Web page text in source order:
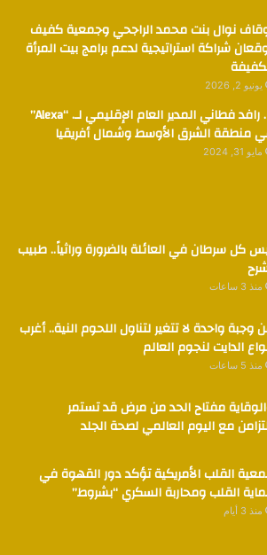
نوال بنت محمد الراجحي وجمعية كفيف
شراكة استراتيجية لدعم برامج بيت المرأة
يونيو 2, 2026
د. رافد فطاني المدير العام الإقليمي لـ. “Alexa”
منطقة الشرق الأوسط وشمال أفريقيا
مايو 31, 2024
كل سرطان في العائلة بالضرورة وراثياً.. طبيب
منذ 3 ساعات
وجبة واحدة لا تتغير لتناول اللحوم النية.. أغرب
الدايت لنجوم العالم
منذ 5 ساعات
مفتاح الحد من مرض قد تستمر
مع اليوم العالمي لصحة الجلد
القلب الأمريكية تؤكد دور القهوة في
القلب ومحاربة السكري “بشروط”
منذ 3 أيام